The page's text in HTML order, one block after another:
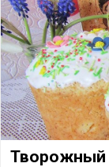
Творожный